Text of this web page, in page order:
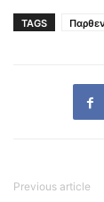
TAGS
Previous article